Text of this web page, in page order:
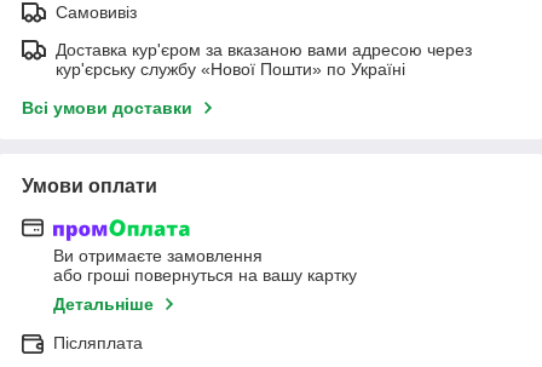
Самовивіз
Доставка кур'єром за вказаною вами адресою через
кур'єрську службу «Нової Пошти» по Україні
Всі умови доставки
Умови оплати
Ви отримаєте замовлення
або гроші повернуться на вашу картку
Детальніше
Післяплата